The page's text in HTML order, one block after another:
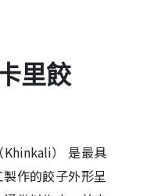
里餃
Khinkali） 是最具
作的餃子外形呈